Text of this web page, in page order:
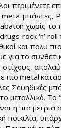
περιμένετε
μπάντες,
χωρίς
rock ‘n’ roll
και πολυ
για το
πιο metal
Σουηδικές
μεταλλικό. Το
η πιο μέτρια
ποικιλία,